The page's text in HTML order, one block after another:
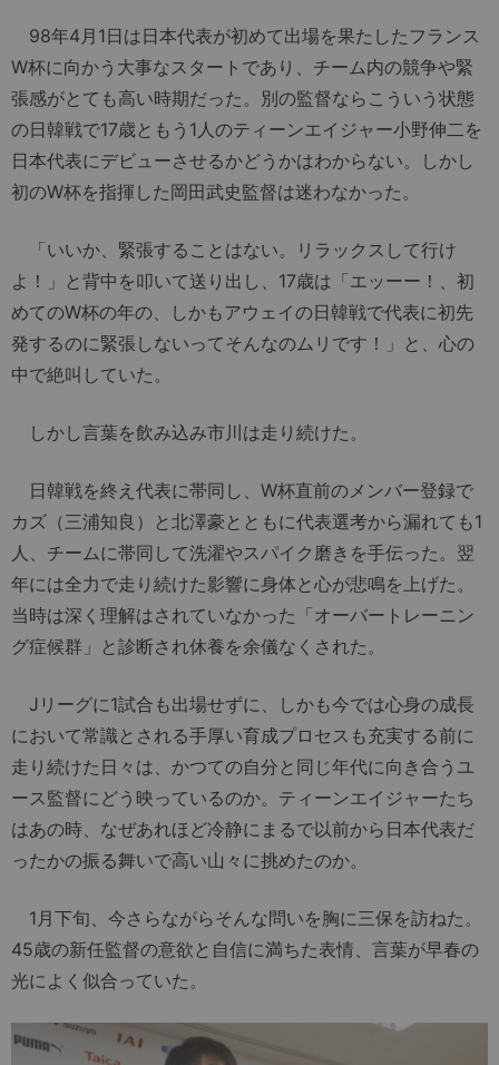
98年4月1日は日本代表が初めて出場を果たしたフランス
W杯に向かう大事なスタートであり、チーム内の競争や緊
張感がとても高い時期だった。別の監督ならこういう状態
の日韓戦で17歳ともう1人のティーンエイジャー小野伸二を
日本代表にデビューさせるかどうかはわからない。しかし
初のW杯を指揮した岡田武史監督は迷わなかった。
「いいか、緊張することはない。リラックスして行け
よ！」と背中を叩いて送り出し、17歳は「エッーー！、初
めてのW杯の年の、しかもアウェイの日韓戦で代表に初先
発するのに緊張しないってそんなのムリです！」と、心の
中で絶叫していた。
しかし言葉を飲み込み市川は走り続けた。
日韓戦を終え代表に帯同し、W杯直前のメンバー登録で
カズ（三浦知良）と北澤豪とともに代表選考から漏れても1
人、チームに帯同して洗濯やスパイク磨きを手伝った。翌
年には全力で走り続けた影響に身体と心が悲鳴を上げた。
当時は深く理解はされていなかった「オーバートレーニン
グ症候群」と診断され休養を余儀なくされた。
Jリーグに1試合も出場せずに、しかも今では心身の成長
において常識とされる手厚い育成プロセスも充実する前に
走り続けた日々は、かつての自分と同じ年代に向き合うユ
ース監督にどう映っているのか。ティーンエイジャーたち
はあの時、なぜあれほど冷静にまるで以前から日本代表だ
ったかの振る舞いで高い山々に挑めたのか。
1月下旬、今さらながらそんな問いを胸に三保を訪ねた。
45歳の新任監督の意欲と自信に満ちた表情、言葉が早春の
光によく似合っていた。